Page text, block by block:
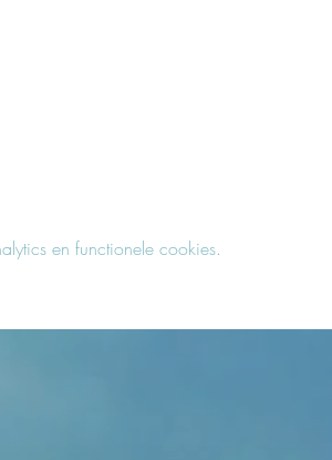
en functionele cookies.